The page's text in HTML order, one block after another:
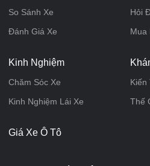
So Sánh Xe
Đánh Giá Xe
Hỏi
Mua
Kinh Nghiệm
Chăm Sóc Xe
Kinh Nghiệm Lái Xe
Kiến
Thế
Giá Xe Ô Tô